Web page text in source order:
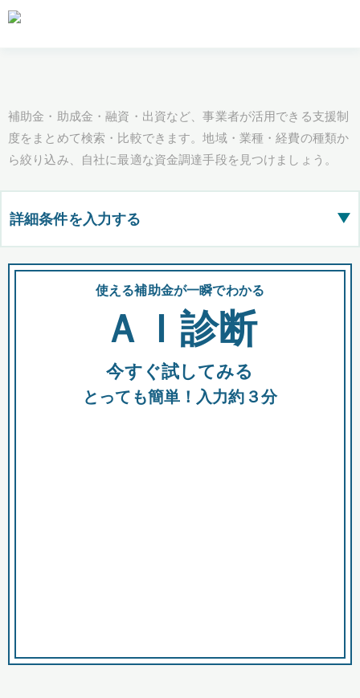
補助金・助成金・融資・出資など、事業者が活用できる支援制
度をまとめて検索・比較できます。地域・業種・経費の種類か
ら絞り込み、自社に最適な資金調達手段を見つけましょう。
詳細条件を入力する ▶
都道府県
全国の検索結果を含めて表示
助成金 融資 出資
使える補助金が一瞬でわかる
ＡＩ診断
今すぐ試してみる
とっても簡単！入力約３分